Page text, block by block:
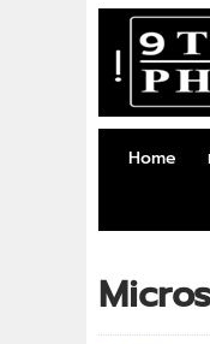
Home